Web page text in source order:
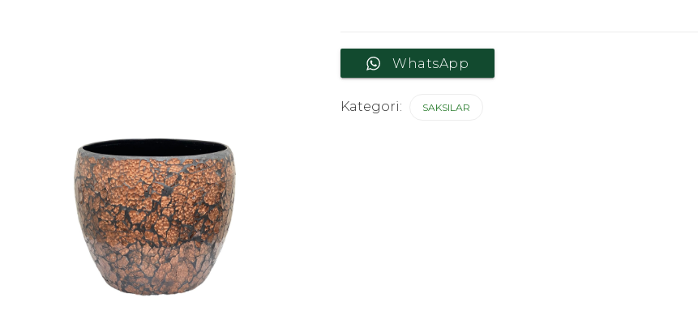
WhatsApp
Kategori: SAKSILAR